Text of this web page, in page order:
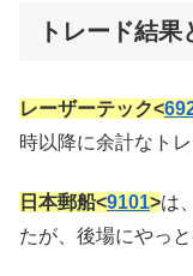
トレード結
レーザーテック<
時以降に余計なトレ
日本郵船<9101>は
たが、後場にやっ